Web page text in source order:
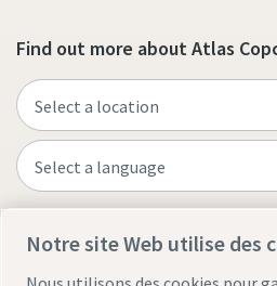
Find out more about Atlas
Notre site Web utilise des